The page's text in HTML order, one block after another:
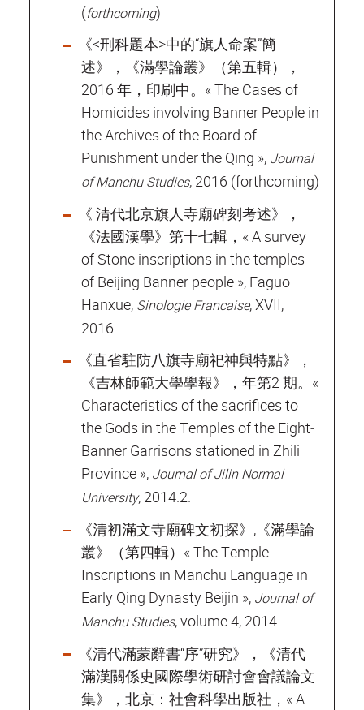
(forthcoming)
《<刑科題本>中的“旗人命案”簡
述》，《滿學論叢》（第五輯），
2016 年，印刷中。« The Cases of
Homicides involving Banner People in
the Archives of the Board of
Punishment under the Qing », Journal
of Manchu Studies, 2016 (forthcoming)
《 清代北京旗人寺廟碑刻考述》，
《法國漢學》第十七輯，« A survey
of Stone inscriptions in the temples
of Beijing Banner people », Faguo
Hanxue, Sinologie Francaise, XVII,
2016.
《直省駐防八旗寺廟祀神與特點》，
《吉林師範大學學報》，年第2 期。«
Characteristics of the sacrifices to
the Gods in the Temples of the Eight‐
Banner Garrisons stationed in Zhili
Province », Journal of Jilin Normal
University, 2014.2.
《清初滿文寺廟碑文初探》,《滿學論
叢》（第四輯）« The Temple
Inscriptions in Manchu Language in
Early Qing Dynasty Beijin », Journal of
Manchu Studies, volume 4, 2014.
《清代滿蒙辭書“序”研究》，《清代
滿漢關係史國際學術研討會會議論文
集》，北京：社會科學出版社，« A